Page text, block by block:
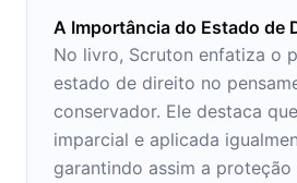
A Importância do Estado de
No livro, Scruton enfatiza o
estado de direito no
conservador. Ele destaca
imparcial e aplicada
garantindo assim a